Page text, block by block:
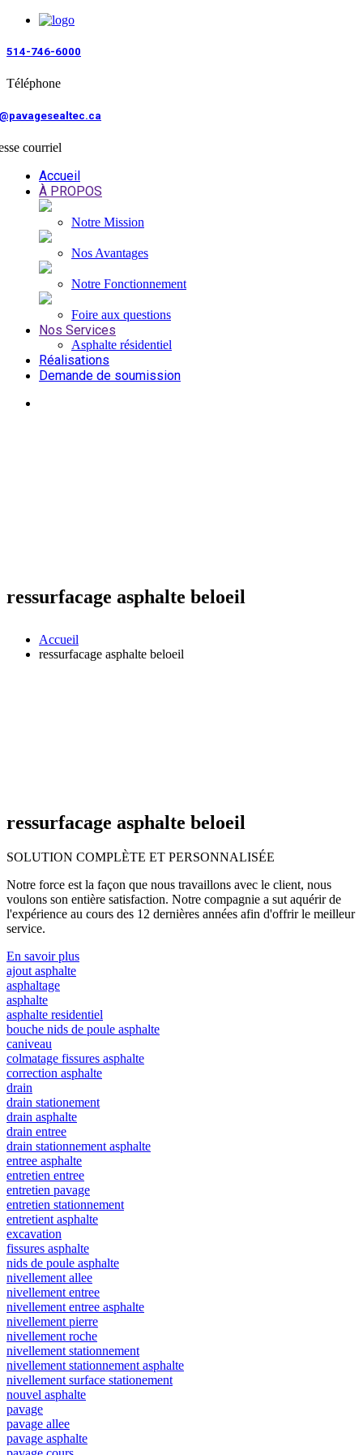
514-746-6000
Téléphone
courriel
Accueil
À PROPOS
Notre Mission
Nos Avantages
Notre Fonctionnement
Foire aux questions
Nos Services
Asphalte résidentiel
Réalisations
Demande de soumission
ressurfacage asphalte beloeil
Accueil
ressurfacage asphalte beloeil
ressurfacage asphalte beloeil
SOLUTION COMPLÈTE ET PERSONNALISÉE
Notre force est la façon que nous travaillons avec le client, nous
voulons son entière satisfaction. Notre compagnie a sut aquérir de
l'expérience au cours des 12 dernières années afin d'offrir le meilleur
service.
En savoir plus
ajout asphalte
asphaltage
asphalte
asphalte residentiel
bouche nids de poule asphalte
caniveau
colmatage fissures asphalte
correction asphalte
drain
drain stationement
drain asphalte
drain entree
drain stationnement asphalte
entree asphalte
entretien entree
entretien pavage
entretien stationnement
entretient asphalte
excavation
fissures asphalte
nids de poule asphalte
nivellement allee
nivellement entree
nivellement entree asphalte
nivellement pierre
nivellement roche
nivellement stationnement
nivellement stationnement asphalte
nivellement surface stationement
nouvel asphalte
pavage
pavage allee
pavage asphalte